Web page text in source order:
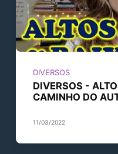
DIVERSOS
DIVERSOS -
CAMINHO DO
11/03/2022